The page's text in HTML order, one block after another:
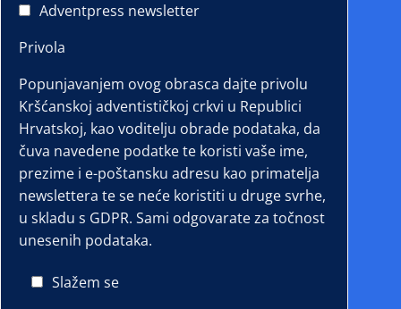
Adventpress newsletter
Privola
Popunjavanjem ovog obrasca dajte privolu
Kršćanskoj adventističkoj crkvi u Republici
Hrvatskoj, kao voditelju obrade podataka, da
čuva navedene podatke te koristi vaše ime,
prezime i e-poštansku adresu kao primatelja
newslettera te se neće koristiti u druge svrhe,
u skladu s GDPR. Sami odgovarate za točnost
unesenih podataka.
Slažem se